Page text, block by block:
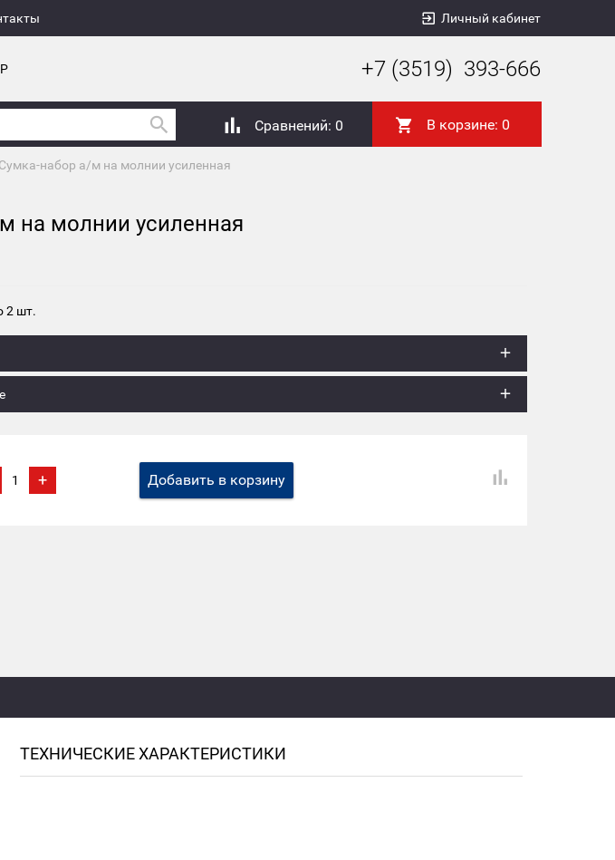
Личный кабинет
+7 (3519) 393-666
Сравнений: 0 В корзине: 0
Сумка-набор а/м на молнии усиленная
на молнии усиленная
2 шт.
+ Добавить в корзину
ТЕХНИЧЕСКИЕ ХАРАКТЕРИСТИКИ